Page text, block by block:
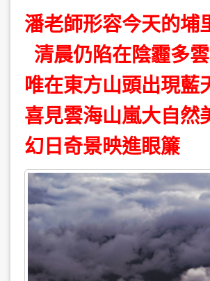
潘老師形容今天的埔
清晨仍陷在陰霾多
唯在東方山頭出現
喜見雲海山嵐大自然
幻日奇景映進眼簾